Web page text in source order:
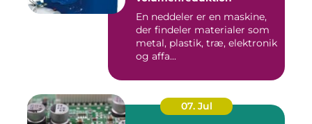
En neddeler er en maskine,
der findeler materialer som
metal, plastik, træ, elektronik
og affa...
07. Jul